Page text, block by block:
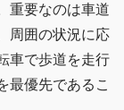
重要なのは車道
囲の状況に応
車で歩道を走行
最優先であるこ